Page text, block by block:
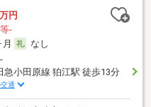
円
-
月
なし
急小田原線 狛江駅 徒歩13分
通